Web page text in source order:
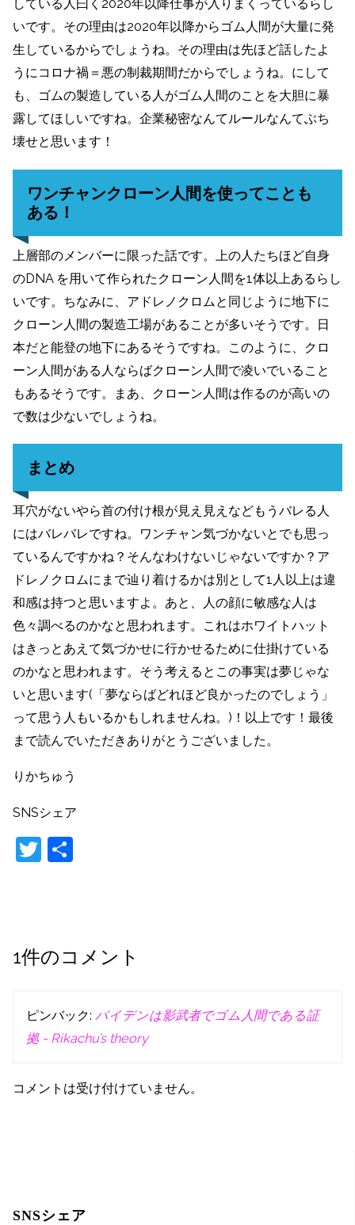
している人曰く2020年以降仕事が入りまくっているらし
いです。その理由は2020年以降からゴム人間が大量に発
生しているからでしょうね。その理由は先ほど話したよ
うにコロナ禍＝悪の制裁期間だからでしょうね。にして
も、ゴムの製造している人がゴム人間のことを大胆に暴
露してほしいですね。企業秘密なんてルールなんてぶち
壊せと思います！
ワンチャンクローン人間を使ってことも
ある！
上層部のメンバーに限った話です。上の人たちほど自身
のDNA を用いて作られたクローン人間を1体以上あるらし
いです。ちなみに、アドレノクロムと同じように地下に
クローン人間の製造工場があることが多いそうです。日
本だと能登の地下にあるそうですね。このように、クロ
ーン人間がある人ならばクローン人間で凌いでいること
もあるそうです。まあ、クローン人間は作るのが高いの
で数は少ないでしょうね。
まとめ
耳穴がないやら首の付け根が見え見えなどもうバレる人
にはバレバレですね。ワンチャン気づかないとでも思っ
ているんですかね？そんなわけないじゃないですか？ア
ドレノクロムにまで辿り着けるかは別として1人以上は違
和感は持つと思いますよ。あと、人の顔に敏感な人は
色々調べるのかなと思われます。これはホワイトハット
はきっとあえて気づかせに行かせるために仕掛けている
のかなと思われます。そう考えるとこの事実は夢じゃな
いと思います(「夢ならばどれほど良かったのでしょう」
って思う人もいるかもしれませんね。)！以上です！最後
まで読んでいただきありがとうございました。
りかちゅう
SNSシェア
T
1件のコメント
ピンバック:バイデンは影武者でゴム人間である証
拠 - Rikachu’s theory
コメントは受け付けていません。
SNSシェア